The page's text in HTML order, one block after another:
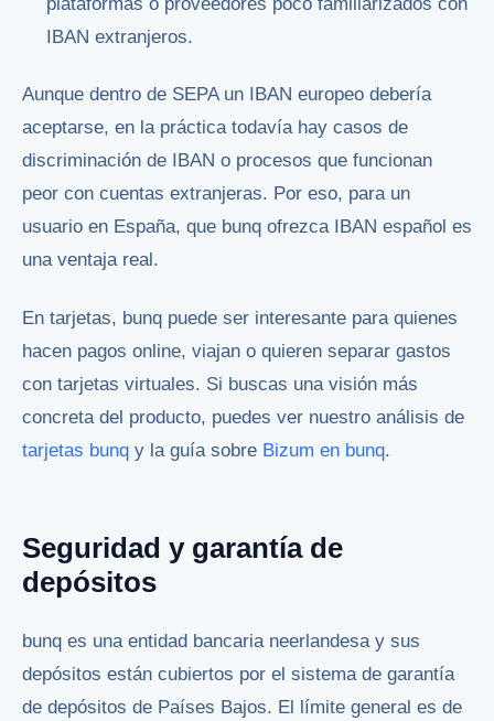
IBAN extranjeros.
Aunque dentro de SEPA un IBAN europeo debería
aceptarse, en la práctica todavía hay casos de
discriminación de IBAN o procesos que funcionan
peor con cuentas extranjeras. Por eso, para un
usuario en España, que bunq ofrezca IBAN español es
una ventaja real.
En tarjetas, bunq puede ser interesante para quienes
hacen pagos online, viajan o quieren separar gastos
con tarjetas virtuales. Si buscas una visión más
concreta del producto, puedes ver nuestro análisis de
tarjetas bunq y la guía sobre Bizum en bunq.
Seguridad y garantía de
depósitos
bunq es una entidad bancaria neerlandesa y sus
depósitos están cubiertos por el sistema de garantía
de depósitos de Países Bajos. El límite general es de